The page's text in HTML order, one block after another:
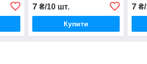
7₴/10 шт.
Купити
7 ₴/